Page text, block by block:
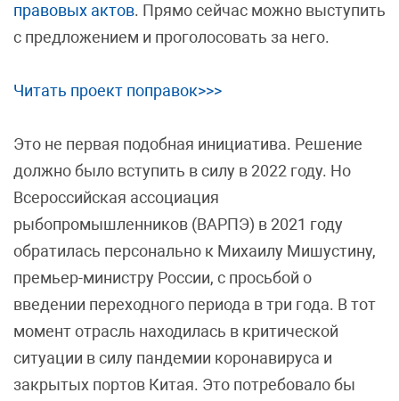
правовых актов. Прямо сейчас можно выступить
с предложением и проголосовать за него.
Читать проект поправок>>>
Это не первая подобная инициатива. Решение
должно было вступить в силу в 2022 году. Но
Всероссийская ассоциация
рыбопромышленников (ВАРПЭ) в 2021 году
обратилась персонально к Михаилу Мишустину,
премьер-министру России, с просьбой о
введении переходного периода в три года. В тот
момент отрасль находилась в критической
ситуации в силу пандемии коронавируса и
закрытых портов Китая. Это потребовало бы